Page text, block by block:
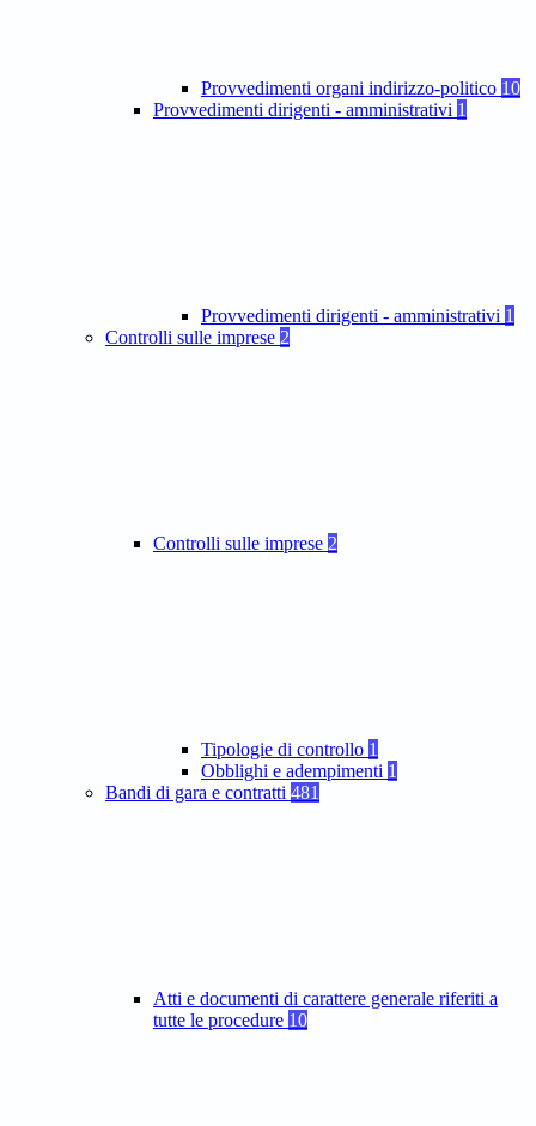
Provvedimenti organi indirizzo-politico 10
Provvedimenti dirigenti - amministrativi 1
Provvedimenti dirigenti - amministrativi 1
Controlli sulle imprese 2
Controlli sulle imprese 2
Tipologie di controllo 1
Obblighi e adempimenti 1
Bandi di gara e contratti 481
Atti e documenti di carattere generale riferiti a
tutte le procedure 10